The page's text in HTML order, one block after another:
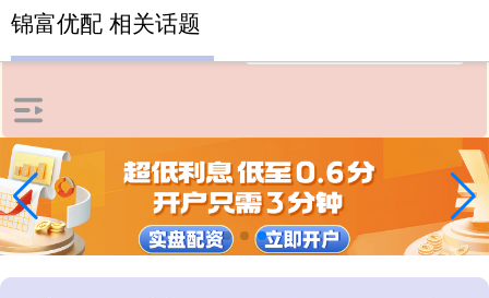
锦富优配 相关话题